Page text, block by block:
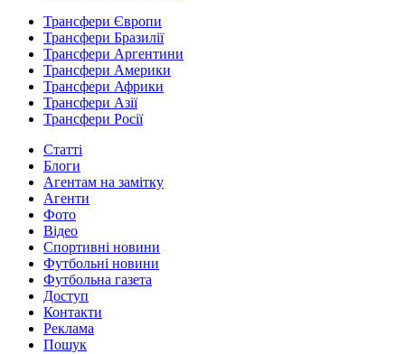
Трансфери Європи
Трансфери Бразилії
Трансфери Аргентини
Трансфери Америки
Трансфери Африки
Трансфери Азії
Трансфери Росії
Статті
Блоги
Агентам на замітку
Агенти
Фото
Відео
Спортивні новини
Футбольні новини
Футбольна газета
Доступ
Контакти
Реклама
Пошук